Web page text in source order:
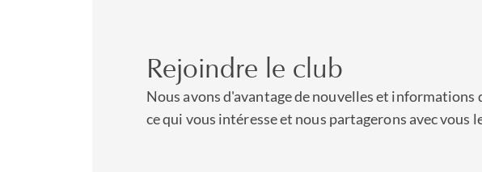
Rejoindre le club
Nous avons d'avantage de nouvelles et
ce qui vous intéresse et nous partagerons avec